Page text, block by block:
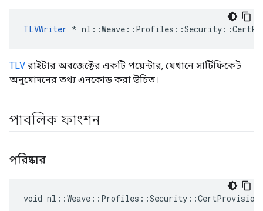
TLVWriter *
TLV রাইটার অবজেক্টের একটি পয়েন্টার, যেখানে সার্টিফিকেট
অনুমোদনের তথ্য এনকোড করা উচিত।
পাবলিক ফাংশন
পরিষ্কার
void